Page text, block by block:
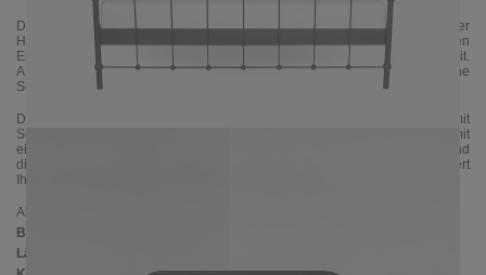
Das Metallbett AMITAwird mit sehr viel Liebe in aufwendiger
Handarbeit gefertigt. Die sanften Rundungen und die kleinen gerillten
Eisenkugel wirken sehr nostalgisch und erinnern an die Vergangenheit.
AMITA ist ein Klassiker in Retro-Stil, dersichperfektin die
moderne
Schlafzimmereinrichtung integrieren lässt
Das Bettgestell hat sehr stabile und steife Konstruktion, deren Elemente mit
Schrauben verbunden werden. Es verfügt über eine Mitteltraverse mit
einem Stützfuß, die zur Verstärkung des Bettrahmens dient und
die Möglichkeit zwei Lattenroste reinzulegen bietet. Das Metallbett
garantiert
Ihnen einen erholsamen Schlaf, Ihr ganzes Leben.
Abmessungen
Breite:
Länge: